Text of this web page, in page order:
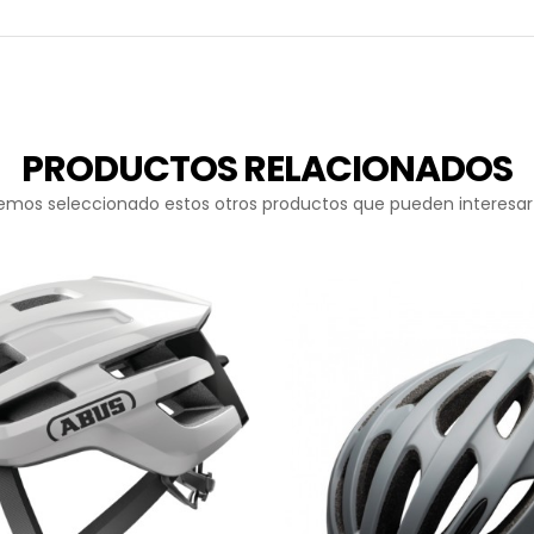
PRODUCTOS RELACIONADOS
seleccionado estos otros productos que pueden